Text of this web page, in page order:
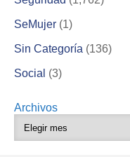
SeMujer (1)
Sin Categoría (136)
Social (3)
Archivos